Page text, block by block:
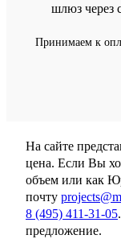
шлюз через
Принимаем к
На сайте
цена. Если Вы
объем или как
почту
8 (495) 411-31-05
предложение.